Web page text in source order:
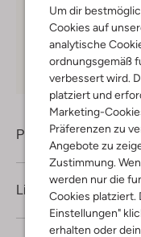
Um dir
Cookies auf
analytische
ordnungsgemäß
verbessert wird.
platziert und
Marketing-
Präferenzen zu
Angebote zu
Zustimmung.
werden nur die
Cookies platziert.
Einstellungen"
erhalten oder
Kostenloser
Mitglieder in
Kauf auf
Produktinformation
Lieferung &